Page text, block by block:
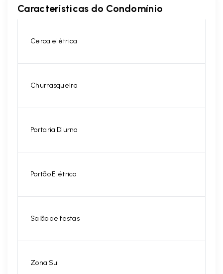
Características do Condomínio
Cerca elétrica
Churrasqueira
Portaria Diurna
Portão Elétrico
Salão de festas
Zona Sul